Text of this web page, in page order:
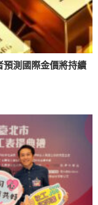
預測國際金價將持續